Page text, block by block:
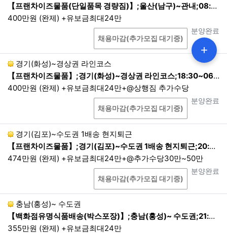
【프랜차이즈물품(단일품목 경량짐)】;울산(남구)~관내;08:00~16(17):00
400만원 (완제) +유보금최대24만
진행상태
분양완료
상담
채용마감(추가모집 대기중)
경기(화성)~경상권 라인코스
【프랜차이즈물품】;경기(화성)~경상권 라인코스;18:30~06:00 1배송 현지퇴근
400만원 (완제) +유보금최대24만+@상행짐 추가수당
진행상태
분양완료
상담
채용마감(추가모집 대기중)
경기(김포)~수도권 1배송 현지퇴근
【프랜차이즈물품】;경기(김포)~수도권 1배송 현지퇴근;20:00~06:00 1배송 현지퇴근
474만원 (완제) +유보금최대24만+@추가수당30만~50만
진행상태
분양완료
상담
채용마감(추가모집 대기중)
충남(홍성)~ 수도권
【백화점유명식품배송(박스포장)】;충남(홍성)~ 수도권;21:00~05:00 1배송 현지퇴근
355만원 (완제) +유보금최대24만
+